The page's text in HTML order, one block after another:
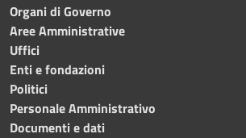
Organi di Governo
Aree Amministrative
Uffici
Enti e fondazioni
Politici
Personale Amministrativo
Documenti e dati